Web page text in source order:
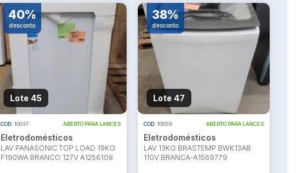
40%
desconto
Lote 45
COD. 10037 ABERTO PARA LANCES
Eletrodomésticos
LAV PANASONIC TOP LOAD 19KG
F190WA BRANCO 127V A1256108
38%
desconto
Lote 47
COD. 10059 ABERTO PARA LANCES
Eletrodomésticos
LAV 13KG BRASTEMP BWK13AB
110V BRANCA-A1569779